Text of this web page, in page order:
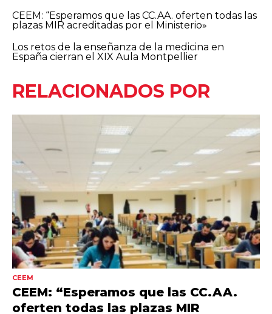
CEEM: “Esperamos que las CC.AA. oferten todas las
plazas MIR acreditadas por el Ministerio»
Los retos de la enseñanza de la medicina en
España cierran el XIX Aula Montpellier
RELACIONADOS POR
CEEM
CEEM: “Esperamos que las CC.AA.
oferten todas las plazas MIR